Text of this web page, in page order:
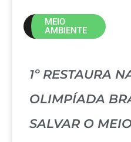
MEIO
AMBIENTE
1º RESTAURA
OLIMPÍADA
SALVAR O